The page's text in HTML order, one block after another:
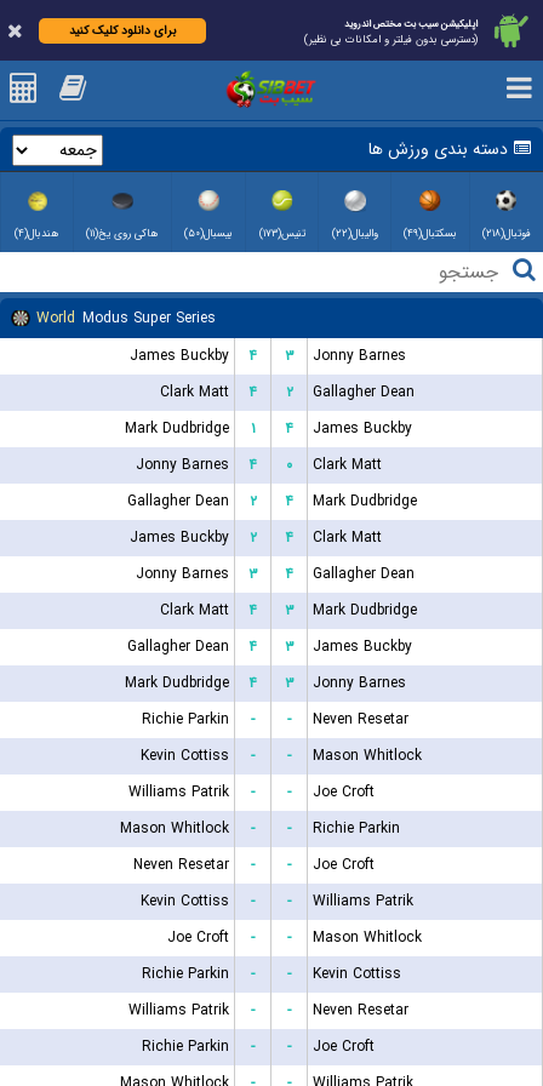
اپلیکیشن سیب بت مختص اندروید
(دسترسی بدون فیلتر و امکانات بی نظیر)
برای دانلود کلیک کنید
دسته بندی ورزش ها
فوتبال(۲۱۸) بسکتبال(۴۹) والیبال(۲۲) تنیس(۱۷۳) بیسبال(۵۰) هاکی روی یخ(۱۱) هندبال(۴)
World Modus Super Series
James Buckby
۴ ۳
Jonny Barnes
Clark Matt
۴ ۲
Gallagher Dean
Mark Dudbridge
۱ ۴
James Buckby
Jonny Barnes
۴ ۰
Clark Matt
Gallagher Dean
۲ ۴
Mark Dudbridge
James Buckby
۲ ۴
Clark Matt
Jonny Barnes
۳ ۴
Gallagher Dean
Clark Matt
۴ ۳
Mark Dudbridge
Gallagher Dean
۴ ۳
James Buckby
Mark Dudbridge
۴ ۳
Jonny Barnes
Richie Parkin
- -
Neven Resetar
Kevin Cottiss
- -
Mason Whitlock
Williams Patrik
- -
Joe Croft
Mason Whitlock
- -
Richie Parkin
Neven Resetar
- -
Joe Croft
Kevin Cottiss
- -
Williams Patrik
Joe Croft
- -
Mason Whitlock
Richie Parkin
- -
Kevin Cottiss
Williams Patrik
- -
Neven Resetar
Richie Parkin
- -
Joe Croft